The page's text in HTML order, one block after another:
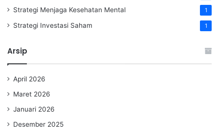
Strategi Menjaga Kesehatan Mental 1
Strategi Investasi Saham 1
Arsip
April 2026
Maret 2026
Januari 2026
Desember 2025